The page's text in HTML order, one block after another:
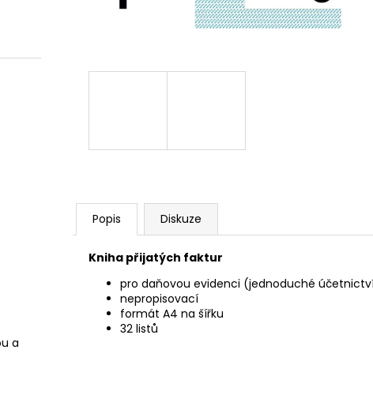
a
Popis Diskuze
Kniha přijatých faktur
pro daňovou evidenci (jednoduché
nepropisovací
formát A4 na šířku
32 listů